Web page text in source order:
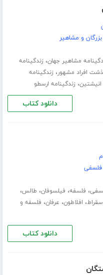
و مشاهیر
مشاهیر جهان، زندگینامه
افراد مشهور، زندگینامه
انیشتین، زندگینامه ارسطو
دانلود کتاب
، فلسفه، فیلسوفان، طالس،
سقراط، افلاطون، عرفان، فلسفه و
دانلود کتاب